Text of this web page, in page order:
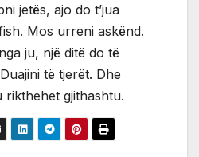
jetës, ajo do t’jua
Mos urreni askënd.
ju, një ditë do të
të tjerët. Dhe
rikthehet gjithashtu.